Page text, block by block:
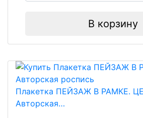
В корзину
Плакетка ПЕЙЗАЖ В РАМКЕ.
Авторская…